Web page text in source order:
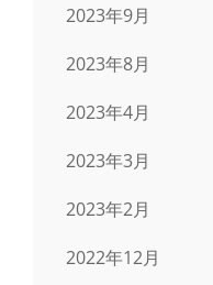
2023年9月
2023年8月
2023年4月
2023年3月
2023年2月
2022年12月